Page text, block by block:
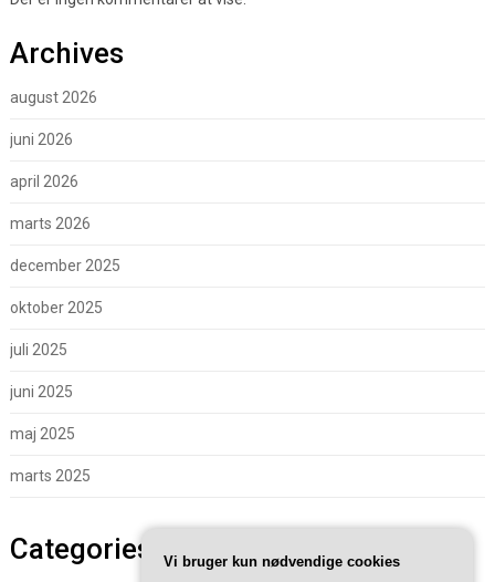
Archives
august 2026
juni 2026
april 2026
marts 2026
december 2025
oktober 2025
juli 2025
juni 2025
maj 2025
marts 2025
Categories
Vi bruger kun nødvendige cookies